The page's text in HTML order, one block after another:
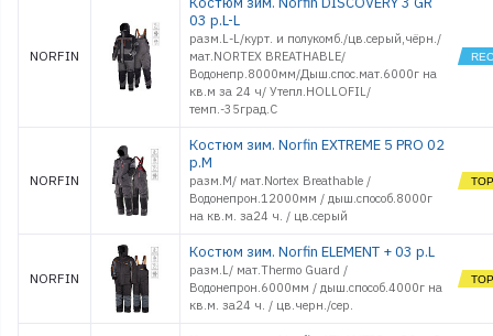
NORFIN
03 р.L-L
разм.L-L/курт. и полукомб./цв.серый,чёрн./
мат.NORTEX BREATHABLE/
Водонепр.8000мм/Дыш.спос.мат.6000г на
кв.м за 24 ч/ Утепл.HOLLOFIL/
темп.-35град.С
NORFIN
Костюм зим. Norfin EXTREME 5 PRO 02
р.M
разм.M/ мат.Nortex Breathable /
Водонепрон.12000мм / дыш.способ.8000г
на кв.м. за24 ч. / цв.серый
NORFIN
Костюм зим. Norfin ELEMENT + 03 р.L
разм.L/ мат.Thermo Guard /
Водонепрон.6000мм / дыш.способ.4000г на
кв.м. за24 ч. / цв.черн./сер.